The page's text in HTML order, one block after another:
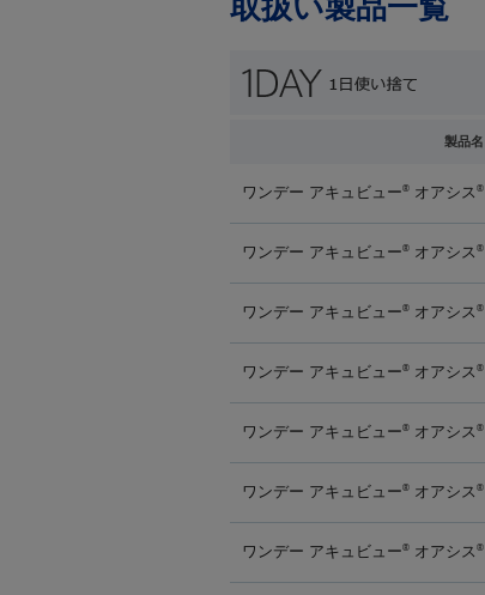
取扱い製品一覧
製品名
ワンデー アキュビュー® オアシス ®
ワンデー アキュビュー® オアシス ®
ワンデー アキュビュー® オアシス ®
ワンデー アキュビュー® オアシス ®
ワンデー アキュビュー® オアシス ®
ワンデー アキュビュー® オアシス ®
ワンデー アキュビュー® オアシス ®